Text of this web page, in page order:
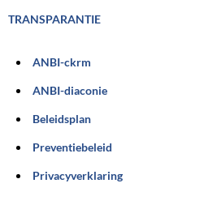
TRANSPARANTIE
ANBI-ckrm
ANBI-diaconie
Beleidsplan
Preventiebeleid
Privacyverklaring